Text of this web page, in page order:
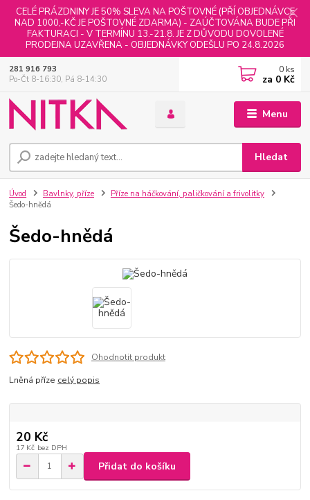
CELÉ PRÁZDNINY JE 50% SLEVA NA POŠTOVNÉ (PŘÍ OBJEDNÁVCE
NAD 1000,-KČ JE POŠTOVNÉ ZDARMA) - ZAÚČTOVÁNA BUDE PŘI
FAKTURACI - V TERMÍNU 13.-21.8. JE Z DŮVODU DOVOLENÉ
PRODEJNA UZAVŘENA - OBJEDNÁVKY ODEŠLU PO 24.8.2026
Menu
Hledat
281 916 793
Po-Čt 8-16:30, Pá 8-14:30
0 ks
za 0 Kč
Úvod Bavlnky, příze
Příze na háčkování, paličkování a frivolitky
Šedo-hnědá
Šedo-hnědá
Ohodnotit produkt
Lněná příze celý popis
20 Kč
17 Kč bez DPH
Přidat do košíku